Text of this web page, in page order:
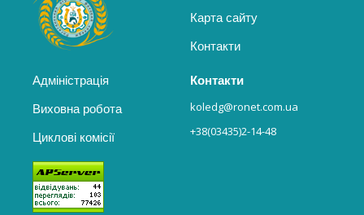
Карта сайту
Контакти
Адміністрація
Виховна робота
Циклові комісії
Контакти
koledg@ronet.com.ua
+38(03435)2-14-48